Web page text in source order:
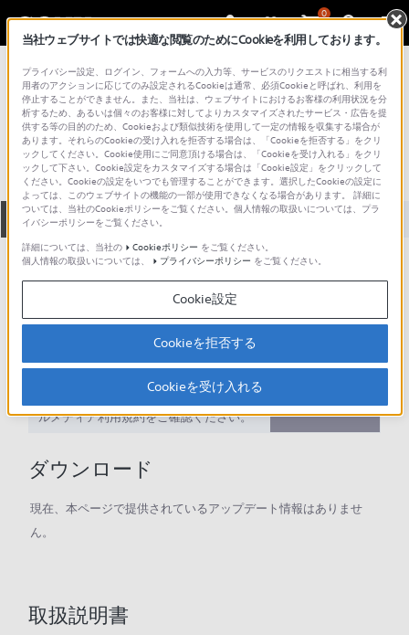
0
総合サポート・お問い合わせ その他のホームビデオ製品
MDP-455
全て ダウンロード 取扱説明書 Q&A
サポート動画をご利用の際にはソーシャ
ルメディア利用規約をご確認ください。
ダウンロード
現在、本ページで提供されているアップデート情報はありませ
ん。
取扱説明書
当社ウェブサイトでは快適な閲覧のためにCookieを利用しております。
プライバシー設定、ログイン、フォームへの入力等、サービスのリクエストに相当する利
用者のアクションに応じてのみ設定されるCookieは通常、必須Cookieと呼ばれ、利用を
停止することができません。また、当社は、ウェブサイトにおけるお客様の利用状況を分
析するため、あるいは個々のお客様に対してよりカスタマイズされたサービス・広告を提
供する等の目的のため、Cookieおよび類似技術を使用して一定の情報を収集する場合が
あります。それらのCookieの受け入れを拒否する場合は、「Cookieを拒否する」をクリ
ックしてください。Cookie使用にご同意頂ける場合は、「Cookieを受け入れる」をクリ
ックして下さい。Cookie設定をカスタマイズする場合は「Cookie設定」をクリックして
ください。Cookieの設定をいつでも管理することができます。選択したCookieの設定に
よっては、このウェブサイトの機能の一部が使用できなくなる場合があります。 詳細に
ついては、当社のCookieポリシーをご覧ください。個人情報の取扱いについては、プラ
イバシーポリシーをご覧ください。
詳細については、当社の
Cookieポリシー をご覧ください。
個人情報の取扱いについては、
プライバシーポリシー をご覧ください。
Cookie設定
Cookieを拒否する
Cookieを受け入れる